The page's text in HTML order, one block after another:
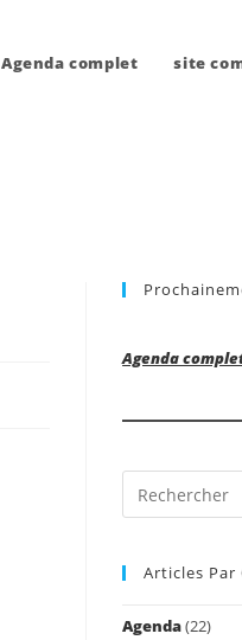
Agenda complet site
Agenda
Articles Par
Agenda(22)